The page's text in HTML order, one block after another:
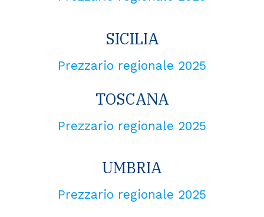
SICILIA
Prezzario regionale 2025
TOSCANA
Prezzario regionale 2025
UMBRIA
Prezzario regionale 2025